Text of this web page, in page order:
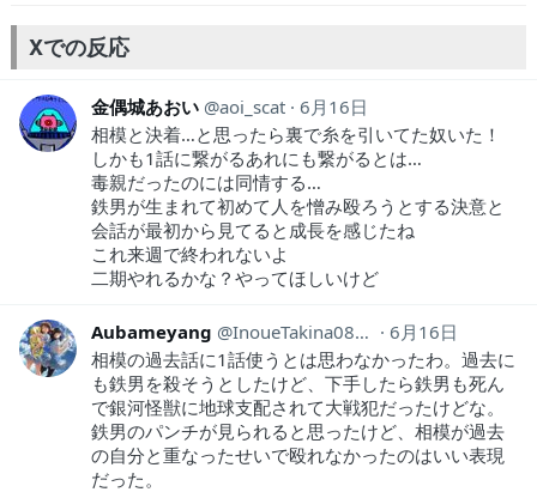
末、鉄男はヘラクレスを打ち倒す。は… 諸悪の根源ぽいのが登場これ
首折れてるし人… 今回、総作画監督を担当させていただきまし…
Xでの反応
金偶城あおい aoi_scat 6月16日
相模と決着…と思ったら裏で糸を引いてた奴いた！
しかも1話に繋がるあれにも繋がるとは…
毒親だったのには同情する…
鉄男が生まれて初めて人を憎み殴ろうとする決意と
会話が最初から見てると成長を感じたね
これ来週で終われないよ
二期やれるかな？やってほしいけど
Aubameyang InoueTakina0802
6月16日
相模の過去話に1話使うとは思わなかったわ。過去に
も鉄男を殺そうとしたけど、下手したら鉄男も死ん
で銀河怪獣に地球支配されて大戦犯だったけどな。
鉄男のパンチが見られると思ったけど、相模が過去
の自分と重なったせいで殴れなかったのはいい表現
だった。